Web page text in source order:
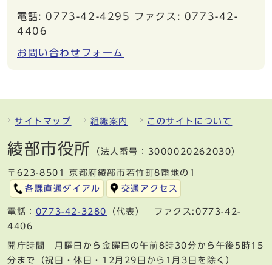
電話: 0773-42-4295 ファクス: 0773-42-
4406
お問い合わせフォーム
サイトマップ 組織案内 このサイトについて
綾部市役所 （法人番号：3000020262030）
〒623-8501 京都府綾部市若竹町8番地の1
各課直通ダイアル
交通アクセス
電話： 0773-42-3280
（代表） ファクス:0773-42-
4406
開庁時間 月曜日から金曜日の午前8時30分から午後5時15
分まで（祝日・休日・12月29日から1月3日を除く）